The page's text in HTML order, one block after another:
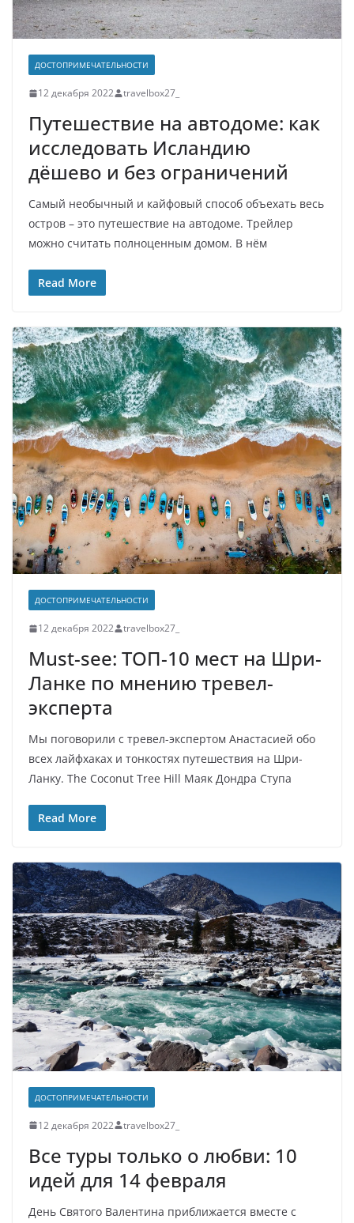
ДОСТОПРИМЕЧАТЕЛЬНОСТИ
12 декабря 2022 travelbox27_
Путешествие на автодоме: как
исследовать Исландию
дёшево и без ограничений
Самый необычный и кайфовый способ объехать весь
остров – это путешествие на автодоме. Трейлер
можно считать полноценным домом. В нём
Read More
ДОСТОПРИМЕЧАТЕЛЬНОСТИ
12 декабря 2022 travelbox27_
Must-see: ТОП-10 мест на Шри-
Ланке по мнению тревел-
эксперта
Мы поговорили с тревел-экспертом Анастасией обо
всех лайфхаках и тонкостях путешествия на Шри-
Ланку. The Coconut Tree Hill Маяк Дондра Ступа
Read More
ДОСТОПРИМЕЧАТЕЛЬНОСТИ
12 декабря 2022 travelbox27_
Все туры только о любви: 10
идей для 14 февраля
День Святого Валентина приближается вместе с